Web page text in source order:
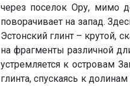
через поселок Ору, мимо
поворачивает на запад.
Эстонский глинт – крутой,
на фрагменты различной
устремляется к островам
глинта, спускаясь к